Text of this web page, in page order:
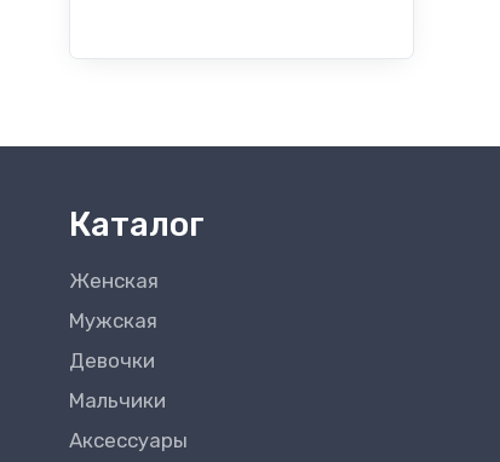
Evimall, Н. Йорга 5
Каталог
Женская
Мужская
Девочки
Мальчики
Аксессуары